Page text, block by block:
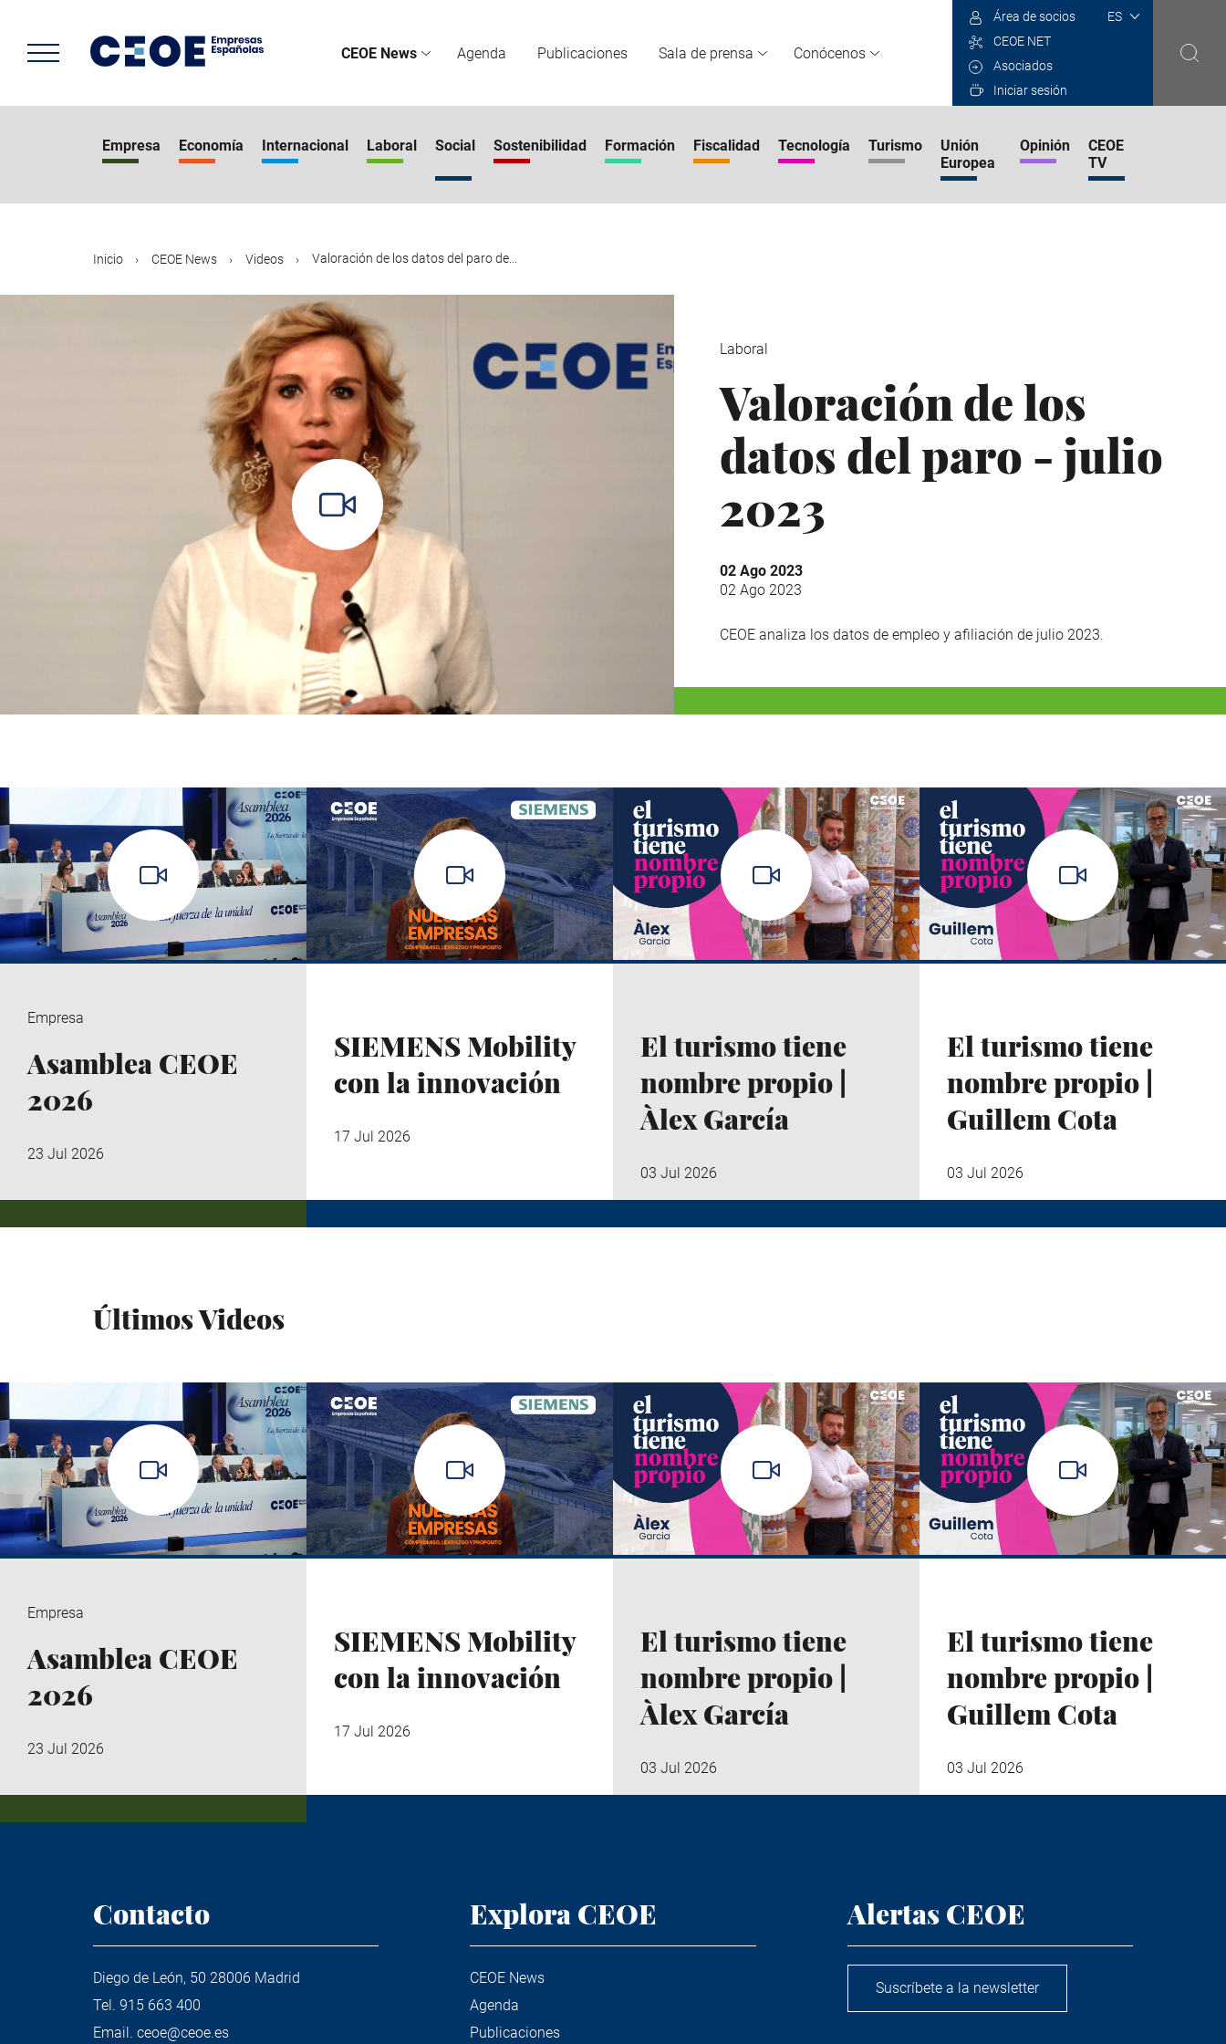
contenido
principal
CEOE News Agenda Publicaciones Sala de prensa Conócenos
Select
Área de socios
CEOE NET
Asociados
Iniciar sesión
Empresa Economía Internacional Laboral Social Sostenibilidad Formación Fiscalidad Tecnología Turismo
Unión
Europea
Opinión
CEOE
TV
Inicio CEOE News Videos Valoración de los datos del paro de...
Laboral
Valoración de los
datos del paro - julio
2023
02 Ago 2023
02 Ago 2023
CEOE analiza los datos de empleo y afiliación de julio 2023.
Empresa
Asamblea CEOE
2026
23 Jul 2026
SIEMENS Mobility
con la innovación
17 Jul 2026
El turismo tiene
nombre propio |
Àlex García
03 Jul 2026
El turismo tiene
nombre propio |
Guillem Cota
03 Jul 2026
Últimos Videos
Empresa
Asamblea CEOE
2026
23 Jul 2026
SIEMENS Mobility
con la innovación
17 Jul 2026
El turismo tiene
nombre propio |
Àlex García
03 Jul 2026
El turismo tiene
nombre propio |
Guillem Cota
03 Jul 2026
Contacto
Diego de León, 50 28006 Madrid
Tel. 915 663 400
Email. ceoe@ceoe.es
Explora CEOE
CEOE News
Agenda
Publicaciones
Alertas CEOE
Suscríbete a la newsletter